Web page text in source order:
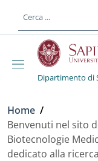
al contenuto
Dipartimento di
Briciole di pane
Home /
Benvenuti nel sito
Biotecnologie
dedicato alla